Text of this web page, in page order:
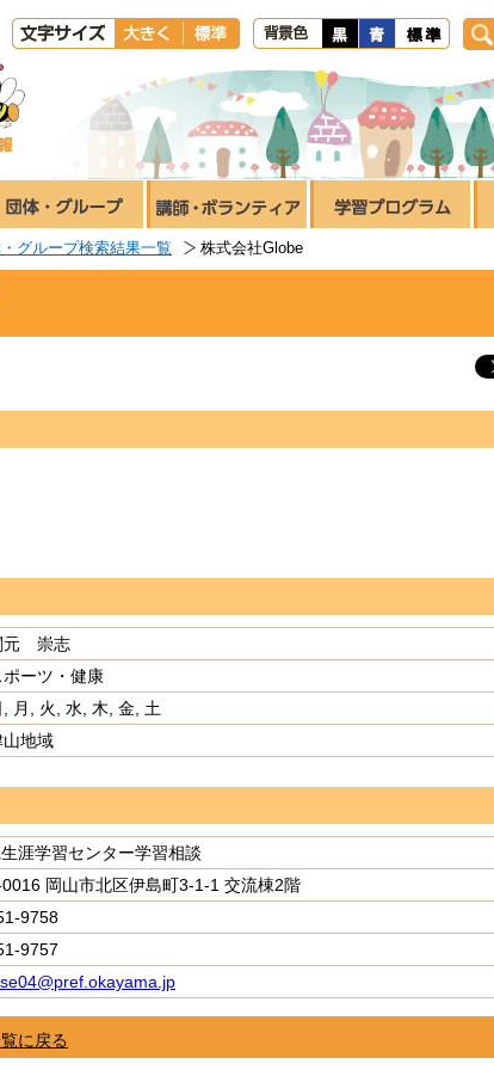
グループ検索結果一覧 株式会社Globe
元 崇志
ポーツ・健康
, 月, 火, 水, 木, 金, 土
山地域
涯学習センター学習相談
岡山市北区伊島町3-1-1 交流棟2階
9758
9757
に戻る